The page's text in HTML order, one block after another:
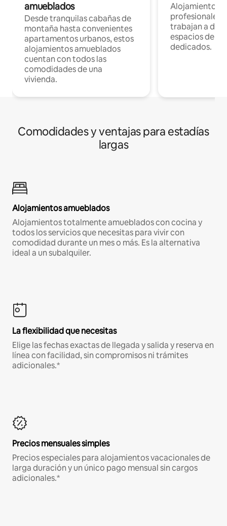
amueblados
Desde tranquilas cabañas de
montaña hasta convenientes
apartamentos urbanos, estos
alojamientos amueblados
cuentan con todos las
comodidades de una
vivienda.
Alojamientos
profesionales
trabajan a
espacios de
dedicados.
Comodidades y ventajas para estadías
largas
Alojamientos amueblados
Alojamientos totalmente amueblados con cocina y
todos los servicios que necesitas para vivir con
comodidad durante un mes o más. Es la alternativa
ideal a un subalquiler.
La flexibilidad que necesitas
Elige las fechas exactas de llegada y salida y reserva en
línea con facilidad, sin compromisos ni trámites
adicionales.*
Precios mensuales simples
Precios especiales para alojamientos vacacionales de
larga duración y un único pago mensual sin cargos
adicionales.*